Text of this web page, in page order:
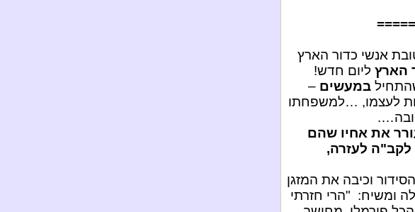
אנשי כדור הארץ
הארץ ליום חדש!
במעשים –
לעצמו, …למשפחתו
את אחיו שהם
לקב"ה לעזרה,
וכיבה את המזגן
ומשיח: "הרי חזרתי